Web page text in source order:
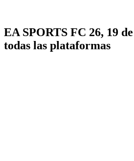
EA SPORTS FC 26, 19
todas las plataformas